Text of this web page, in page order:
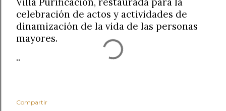
celebración de actos y actividades de
dinamización de la vida de las personas
mayores.
..
Compartir